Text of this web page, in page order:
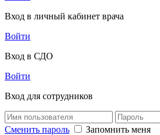
Вход в личный кабинет врача
Войти
Вход в СДО
Войти
Вход для сотрудников
Сменить пароль Запомнить меня